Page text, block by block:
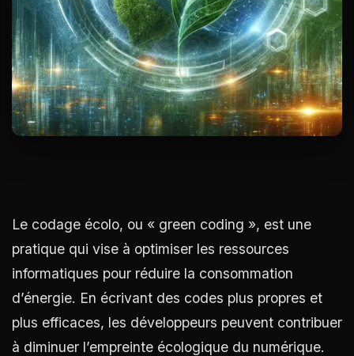
Le codage écolo, ou « green coding », est une
pratique qui vise à optimiser les ressources
informatiques pour réduire la consommation
d’énergie. En écrivant des codes plus propres et
plus efficaces, les développeurs peuvent contribuer
à diminuer l’empreinte écologique du numérique.